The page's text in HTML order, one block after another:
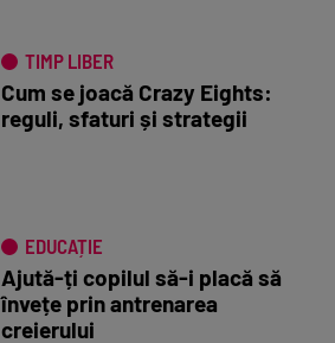
TIMP LIBER
Cum se joacă Crazy Eights:
reguli, sfaturi și strategii
EDUCAȚIE
Ajută-ți copilul să-i placă să
învețe prin antrenarea
creierului